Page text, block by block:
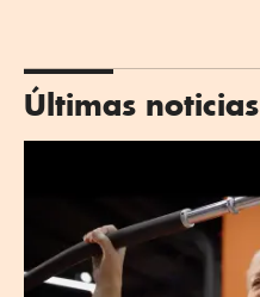
Últimas noticias